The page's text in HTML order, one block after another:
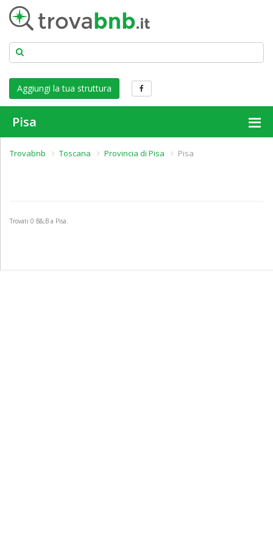
Aggiungi la tua struttura
Pisa
Trovabnb Toscana Provincia di Pisa Pisa
Trovati 0 B&;B a Pisa.